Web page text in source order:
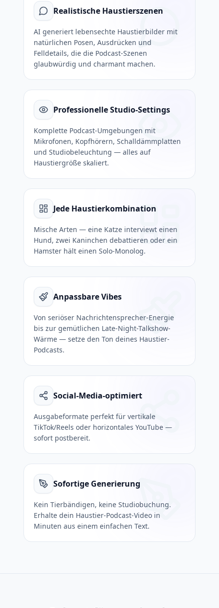
Realistische Haustierszenen
AI generiert lebensechte Haustierbilder mit
natürlichen Posen, Ausdrücken und
Felldetails, die die Podcast-Szenen
glaubwürdig und charmant machen.
Professionelle Studio-Settings
Komplette Podcast-Umgebungen mit
Mikrofonen, Kopfhörern, Schalldämmplatten
und Studiobeleuchtung — alles auf
Haustiergröße skaliert.
Jede Haustierkombination
Mische Arten — eine Katze interviewt einen
Hund, zwei Kaninchen debattieren oder ein
Hamster hält einen Solo-Monolog.
Anpassbare Vibes
Von seriöser Nachrichtensprecher-Energie
bis zur gemütlichen Late-Night-Talkshow-
Wärme — setze den Ton deines Haustier-
Podcasts.
Social-Media-optimiert
Ausgabeformate perfekt für vertikale
TikTok/Reels oder horizontales YouTube —
sofort postbereit.
Sofortige Generierung
Kein Tierbändigen, keine Studiobuchung.
Erhalte dein Haustier-Podcast-Video in
Minuten aus einem einfachen Text.